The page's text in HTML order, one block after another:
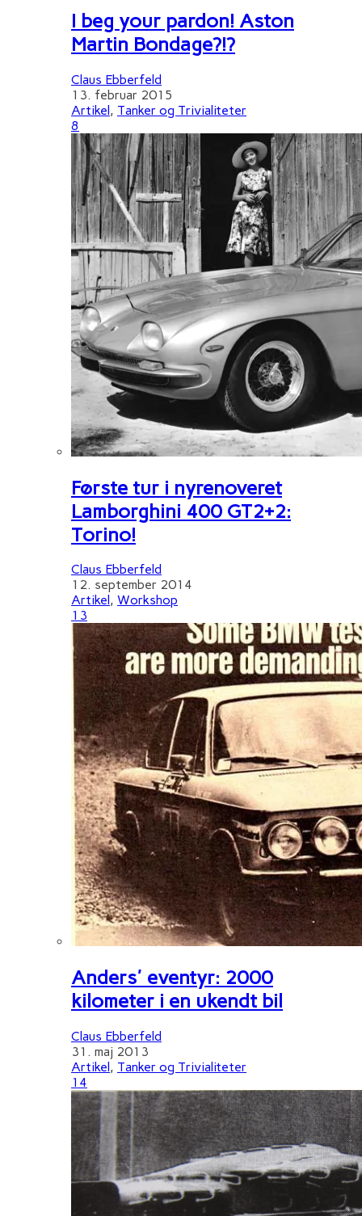
I beg your pardon! Aston
Martin Bondage?!?
Claus Ebberfeld
13. februar 2015
Artikel, Tanker og Trivialiteter
8
Første tur i nyrenoveret
Lamborghini 400 GT2+2:
Torino!
Claus Ebberfeld
12. september 2014
Artikel , Workshop
13
Anders' eventyr: 2000
kilometer i en ukendt bil
Claus Ebberfeld
31. maj 2013
Artikel , Tanker og Trivialiteter
14